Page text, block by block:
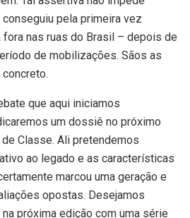
pela primeira vez
fora nas ruas do Brasil – depois de
de mobilizações. Sãos as
que aqui iniciamos
um dossiê no próximo
Classe. Ali pretendemos
ao legado e as características
marcou uma geração e
opostas. Desejamos
próxima edição com uma série